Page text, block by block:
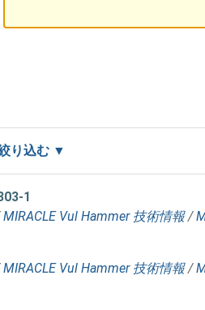
り込む
1
MIRACLE Vul Hammer 技術情報 /
MIRACLE Vul Hammer 技術情報 /